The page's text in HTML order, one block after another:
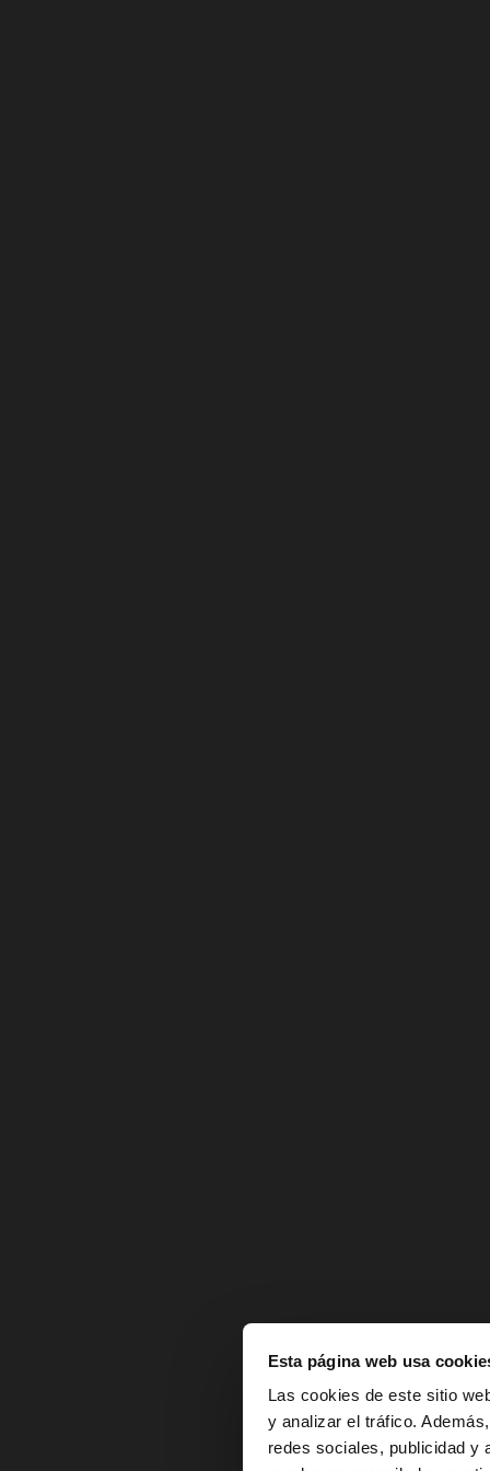
Esta página web usa
Las cookies de este sitio
y analizar el tráfico.
redes sociales, publicidad y
hola
Estás accediendo a